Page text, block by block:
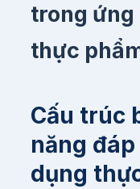
trong ứng
thực
Cấu trúc
năng
dụng